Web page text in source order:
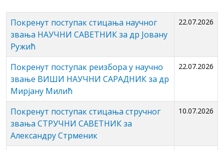
Покренут поступак стицања научног
звања НАУЧНИ САВЕТНИК за др Јовану
Ружић
22.07.2026
Покренут поступак реизбора у научно
звање ВИШИ НАУЧНИ САРАДНИК за др
Мирјану Милић
22.07.2026
Покренут поступак стицања стручног
звања СТРУЧНИ САВЕТНИК за
Александру Стрменик
10.07.2026